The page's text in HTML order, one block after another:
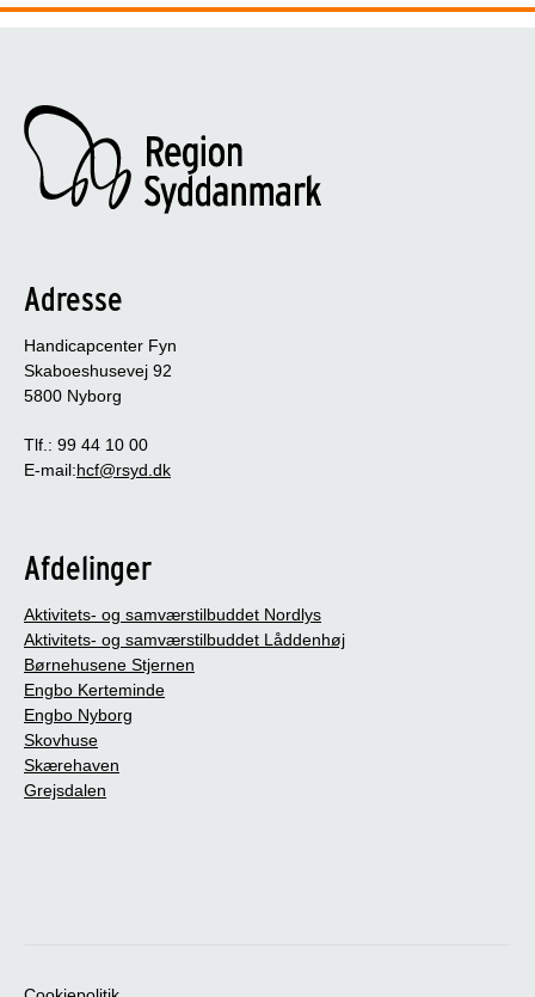
Adresse
Handicapcenter Fyn
Skaboeshusevej 92
5800 Nyborg
Tlf.: 99 44 10 00
E-mail:hcf@rsyd.dk
Afdelinger
Aktivitets- og samværstilbuddet Nordlys
Aktivitets- og samværstilbuddet Låddenhøj
Børnehusene Stjernen
Engbo Kerteminde
Engbo Nyborg
Skovhuse
Skærehaven
Grejsdalen